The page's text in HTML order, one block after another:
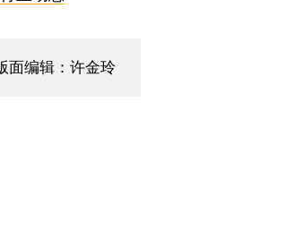
面编辑：许金玲